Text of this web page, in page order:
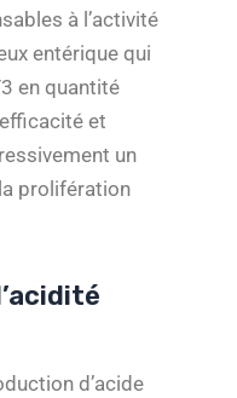
à l’activité
entérique qui
en quantité
et
un
prolifération
d’acide